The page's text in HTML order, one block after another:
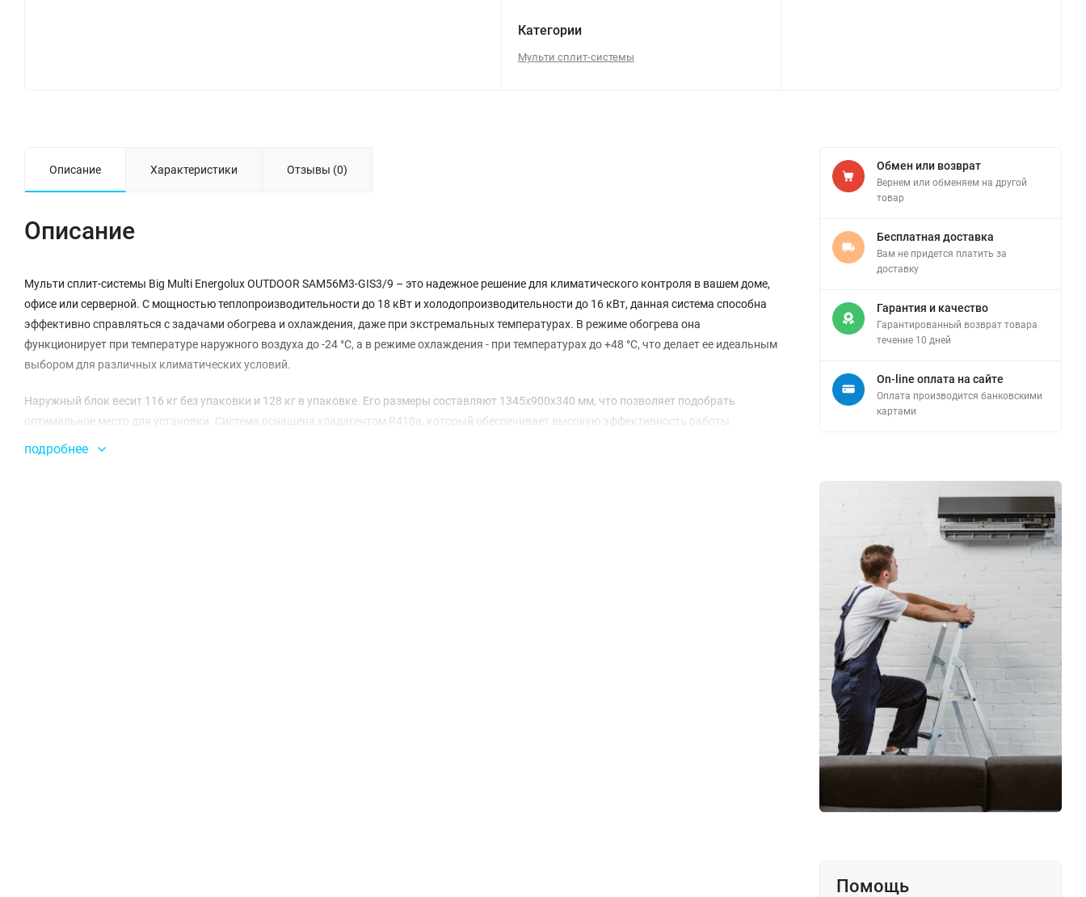
Категории
Мульти сплит-системы
Описание Характеристики Отзывы (0)
Описание
Мульти сплит-системы Big Multi Energolux OUTDOOR SAM56M3-GIS3/9 – это надежное решение для климатического контроля в вашем доме,
офисе или серверной. С мощностью теплопроизводительности до 18 кВт и холодопроизводительности до 16 кВт, данная система способна
эффективно справляться с задачами обогрева и охлаждения, даже при экстремальных температурах. В режиме обогрева она
функционирует при температуре наружного воздуха до -24 °С, а в режиме охлаждения - при температурах до +48 °С, что делает ее идеальным
выбором для различных климатических условий.
Наружный блок весит 116 кг без упаковки и 128 кг в упаковке. Его размеры составляют 1345х900х340 мм, что позволяет подобрать
оптимальное место для установки. Система оснащена хладагентом R410a, который обеспечивает высокую эффективность работы.
Заводская заправка хладагента составляет 3950 г, а дополнительная заправка рассчитывается по формуле г/м, что позволяет легко
подробнее
Обмен или возврат
Вернем или обменяем на другой
товар
Бесплатная доставка
Вам не придется платить за
доставку
Гарантия и качество
Гарантированный возврат товара
течение 10 дней
On-line оплата на сайте
Оплата производится банковскими
картами
Помощь